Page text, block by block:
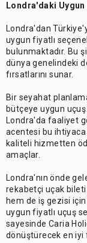
Londra'daki
Londra'dan
uygun fiyatlı
bulunmaktadır. Bu
dünya genelindeki
fırsatlarını sunar.
Bir seyahat
bütçeye uygun
Londra'da faaliyet
acentesi bu
kaliteli hizmetten
amaçlar.
Londra'nın önde
rekabetçi uçak bileti
hem de iş gezisi
uygun fiyatlı uçuş
sayesinde Caria
dönüştürecek en iyi